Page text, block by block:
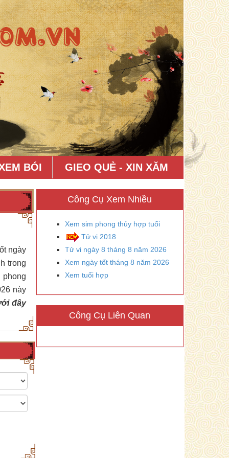
BÓI GIEO QUẺ - XIN XĂM
ngày
trong
phong
này
đây
Công Cụ Xem Nhiều
Xem sim phong thủy hợp tuổi
Tử vi 2018
Tử vi ngày 8 tháng 8 năm 2026
Xem ngày tốt tháng 8 năm 2026
Xem tuổi hợp
Công Cụ Liên Quan